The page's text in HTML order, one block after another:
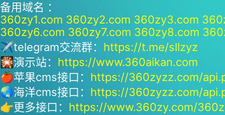
备用域名 ：
360zy1.com 360zy2.com 360zy3.com
360zy6.com 360zy7.com 360zy8.com
✈telegram交流群： https://t.me/sllzyz
🎇演示站： https://www.360aikan.com
🍎苹果cms接口： https://360zyzz.com/
🌏海洋cms接口： https://360zyzz.com/
👉更多接口： https://www.360zy.com/